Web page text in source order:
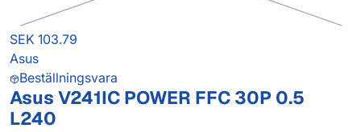
SEK 103.79
Asus
Beställningsvara
Asus V241IC POWER FFC 30P 0.5
L240